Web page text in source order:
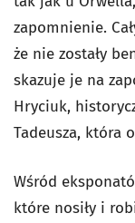
zapomnienie.
że nie zostały
skazuje je na
Hryciuk,
Tadeusza, która
Wśród
które nosiły i